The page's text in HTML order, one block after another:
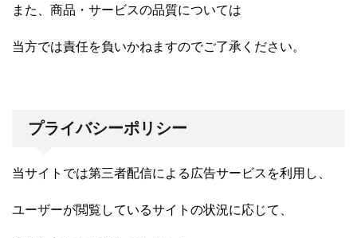
また、商品・サービスの品質については
当方では責任を負いかねますのでご了承ください。
プライバシーポリシー
当サイトでは第三者配信による広告サービスを利用し、
ユーザーが閲覧しているサイトの状況に応じて、